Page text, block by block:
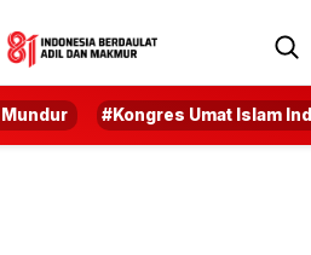
#Kongres Umat Islam